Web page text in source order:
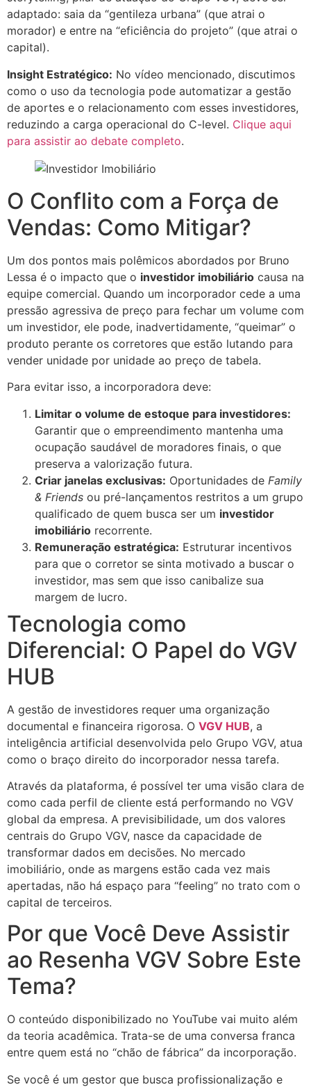
adaptado: saia da “gentileza urbana” (que atrai o
morador) e entre na “eficiência do projeto” (que atrai o
capital).
Insight Estratégico: No vídeo mencionado, discutimos
como o uso da tecnologia pode automatizar a gestão
de aportes e o relacionamento com esses investidores,
reduzindo a carga operacional do C-level. Clique aqui
para assistir ao debate completo.
O Conflito com a Força de
Vendas: Como Mitigar?
Um dos pontos mais polêmicos abordados por Bruno
Lessa é o impacto que o investidor imobiliário causa na
equipe comercial. Quando um incorporador cede a uma
pressão agressiva de preço para fechar um volume com
um investidor, ele pode, inadvertidamente, “queimar” o
produto perante os corretores que estão lutando para
vender unidade por unidade ao preço de tabela.
Para evitar isso, a incorporadora deve:
Limitar o volume de estoque para investidores:
Garantir que o empreendimento mantenha uma
ocupação saudável de moradores finais, o que
preserva a valorização futura.
Criar janelas exclusivas: Oportunidades de Family
& Friends ou pré-lançamentos restritos a um grupo
qualificado de quem busca ser um investidor
imobiliário recorrente.
Remuneração estratégica: Estruturar incentivos
para que o corretor se sinta motivado a buscar o
investidor, mas sem que isso canibalize sua
margem de lucro.
Tecnologia como
Diferencial: O Papel do VGV
HUB
A gestão de investidores requer uma organização
documental e financeira rigorosa. O VGV HUB, a
inteligência artificial desenvolvida pelo Grupo VGV, atua
como o braço direito do incorporador nessa tarefa.
Através da plataforma, é possível ter uma visão clara de
como cada perfil de cliente está performando no VGV
global da empresa. A previsibilidade, um dos valores
centrais do Grupo VGV, nasce da capacidade de
transformar dados em decisões. No mercado
imobiliário, onde as margens estão cada vez mais
apertadas, não há espaço para “feeling” no trato com o
capital de terceiros.
Por que Você Deve Assistir
ao Resenha VGV Sobre Este
Tema?
O conteúdo disponibilizado no YouTube vai muito além
da teoria acadêmica. Trata-se de uma conversa franca
entre quem está no “chão de fábrica” da incorporação.
Se você é um gestor que busca profissionalização e